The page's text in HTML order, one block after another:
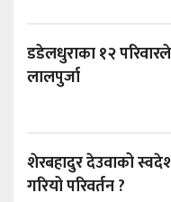
डडेलधुराका १२
लालपुर्जा
शेरबहादुर देउवाको
गरियो परिवर्तन ?